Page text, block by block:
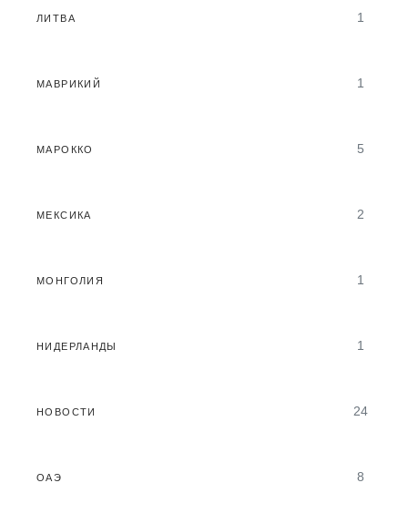
ЛИТВА 1
МАВРИКИЙ 1
МАРОККО 5
МЕКСИКА 2
МОНГОЛИЯ 1
НИДЕРЛАНДЫ 1
НОВОСТИ 24
ОАЭ 8